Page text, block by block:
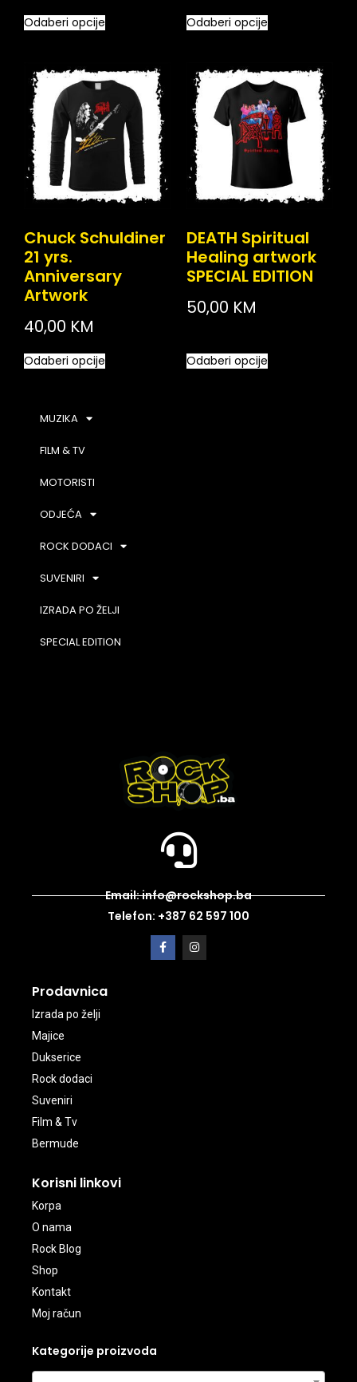
Odaberi opcije Odaberi opcije
Chuck Schuldiner
21 yrs.
Anniversary
Artwork
40,00 KM
Odaberi opcije
DEATH Spiritual
Healing artwork
SPECIAL EDITION
50,00 KM
Odaberi opcije
MUZIKA
FILM & TV
MOTORISTI
ODJEĆA
ROCK DODACI
SUVENIRI
IZRADA PO ŽELJI
SPECIAL EDITION
Email: info@rockshop.ba
Telefon: +387 62 597 100
Prodavnica
Izrada po želji
Majice
Dukserice
Rock dodaci
Suveniri
Film & Tv
Bermude
Korisni linkovi
Korpa
O nama
Rock Blog
Shop
Kontakt
Moj račun
Kategorije proizvoda